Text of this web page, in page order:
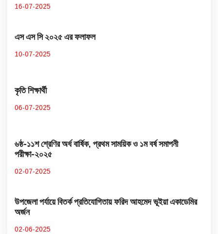
16-07-2025
এস এস সি ২০২৫ এর ফলাফল
10-07-2025
কৃতি শিক্ষার্থী
06-07-2025
৬ষ্ঠ-১১শ শ্রেণির অর্ধ বার্ষিক, প্রথম সাময়িক ও ১ম বর্ষ সমাপনী
পরীক্ষা-২০২৫
02-07-2025
উপজেলা পর্যায়ে বিতর্ক প্রতিযোগিতায় ফরিদ আহমেদ ভূইয়া একাডেমির
অর্জন
02-06-2025